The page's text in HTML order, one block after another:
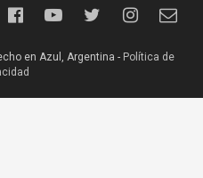
en Azul, Argentina - Política de